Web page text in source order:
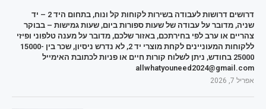
דרושים דרושות לעבודה בשירות לקוחות קל ונוח, בתחום היד 2 – יד
שניה, מדובר על עבודה של שעות ספורות ביום, שעות גמישות – בבוקר
צהריים או ערב לפי בחירתכם, באזור שלכם, מדובר על מענה טלפוני ופיזי
ללקוחות המעוניינים לקחת מוצרי יד 2, לא נדרש ניסיון, שכר בין 15000-
25000 בחודש, ניתן לשלוח קורות חיים או פניות לכתובת האימייל
allwhatyouneed2024@gmail.com
אפריל 7, 2026